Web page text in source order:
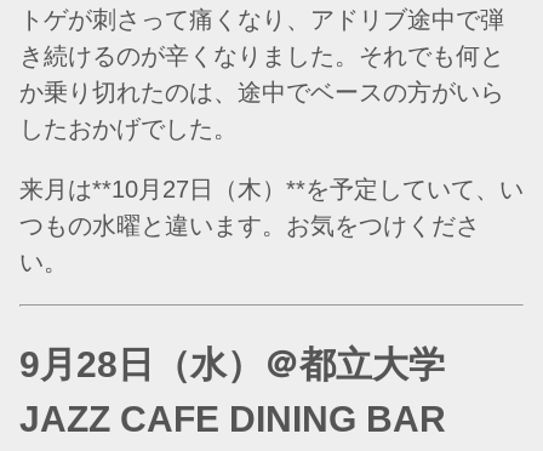
トゲが刺さって痛くなり、アドリブ途中で弾
き続けるのが辛くなりました。それでも何と
か乗り切れたのは、途中でベースの方がいら
したおかげでした。
来月は**10月27日（木）**を予定していて、い
つもの水曜と違います。お気をつけくださ
い。
9月28日（水）＠都立大学
JAZZ CAFE DINING BAR